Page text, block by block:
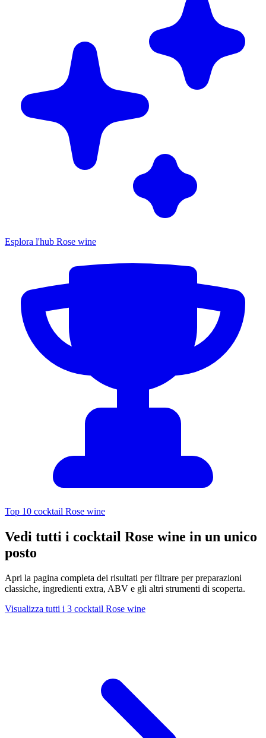
Esplora l'hub Rose wine
Top 10 cocktail Rose wine
Vedi tutti i cocktail Rose wine in un unico
posto
Apri la pagina completa dei risultati per filtrare per preparazioni
classiche, ingredienti extra, ABV e gli altri strumenti di scoperta.
Visualizza tutti i 3 cocktail Rose wine